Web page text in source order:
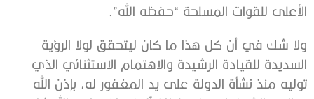
الأعلى للقوات المسلحة “حفظه الله”.
ولا شك في أن كل هذا ما كان ليتحقق لولا الرؤية
السديدة للقيادة الرشيدة والاهتمام الاستثنائي الذي
توليه منذ نشأة الدولة على يد المغفور له، بإذن الله